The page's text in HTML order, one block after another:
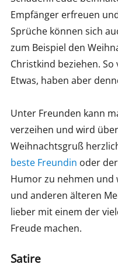
Empfänger erfreuen
Sprüche können sich
zum Beispiel den
Christkind beziehen.
Etwas, haben aber
Unter Freunden kann
verzeihen und wird
Weihnachtsgruß
beste Freundin oder
Humor zu nehmen und
und anderen älteren
lieber mit einem der
Freude machen.
Satire